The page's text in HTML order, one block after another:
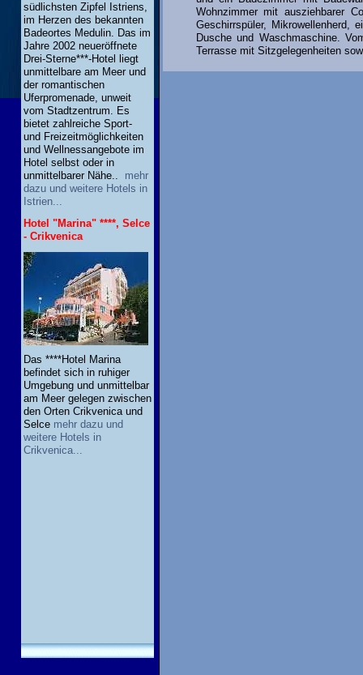
südlichsten Zipfel Istriens,
im Herzen des bekannten
Badeortes Medulin. Das im
Jahre 2002 neueröffnete
Drei-Sterne***-Hotel liegt
unmittelbare am Meer und
der romantischen
Uferpromenade, unweit
vom Stadtzentrum. Es
bietet zahlreiche Sport-
und Freizeitmöglichkeiten
und Wellnessangebote im
Hotel selbst oder in
unmittelbarer Nähe.. mehr
dazu und weitere Hotels in
Istrien...
Hotel "Marina" ****, Selce
- Crikvenica
Das ****Hotel Marina
befindet sich in ruhiger
Umgebung und unmittelbar
am Meer gelegen zwischen
den Orten Crikvenica und
Selce mehr dazu und
weitere Hotels in
Crikvenica...
Wohnzimmer mit ausziehbarer
Geschirrspüler, Mikrowellenherd,
Dusche und Waschmaschine.
Terrasse mit Sitzgelegenheiten